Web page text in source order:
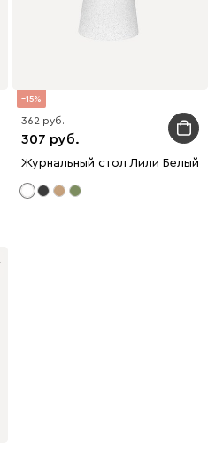
15
307
362
Журнальный стол Лили Белый